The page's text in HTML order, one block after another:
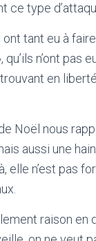
ce type
tant eu à
n’ont pas
en
Noël nous
aussi une
elle n’est pas
raison en